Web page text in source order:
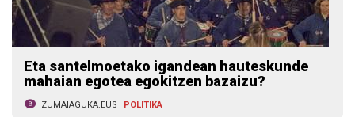
Eta santelmoetako igandean hauteskunde
mahaian egotea egokitzen bazaizu?
ZUMAIAGUKA.EUS POLITIKA